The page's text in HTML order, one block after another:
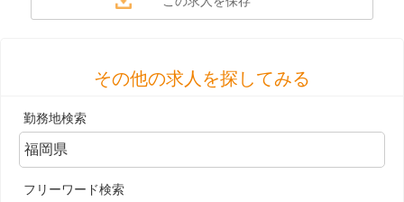
その他の求人を探してみる
勤務地検索
フリーワード検索